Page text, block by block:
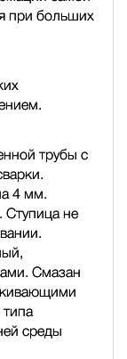
при больших
трубы с
4 мм.
Ступица не
Смазан
среды